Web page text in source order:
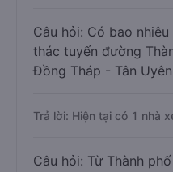
Câu hỏi: Có bao
thác tuyến đường
Đồng Tháp - Tân
Trả lời: Hiện tại có 1 nhà
Câu hỏi: Từ Thành